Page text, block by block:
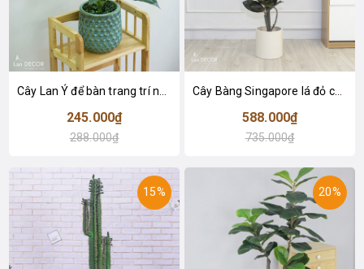
245.000₫
288.000₫
Cây Bàng Singapore lá đỏ cây giả trang trí Lan Decor (110cm) - LC2918-1
588.000₫
735.000₫
15% 20%